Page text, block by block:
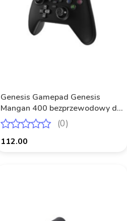
Genesis Gamepad Genesis
Mangan 400 bezprzewodowy do
PC/SWITCH/MOBILE czarny
(0)
112.00